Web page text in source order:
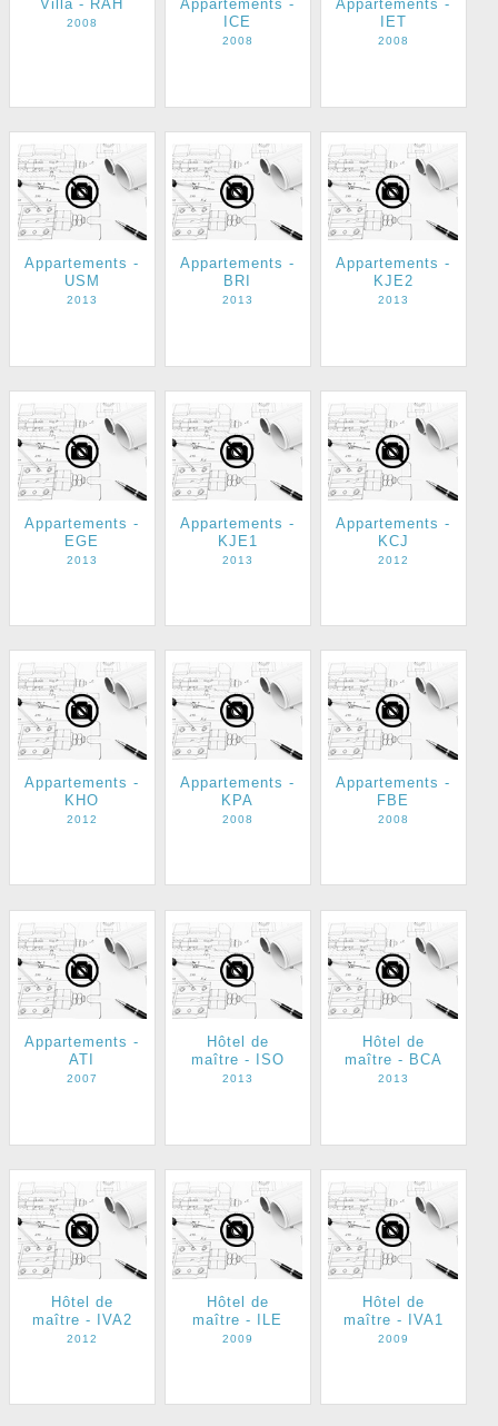
Villa - RAH
2008
Appartements -
ICE
2008
Appartements -
IET
2008
Appartements -
USM
2013
Appartements -
BRI
2013
Appartements -
KJE2
2013
Appartements -
EGE
2013
Appartements -
KJE1
2013
Appartements -
KCJ
2012
Appartements -
KHO
2012
Appartements -
KPA
2008
Appartements -
FBE
2008
Appartements -
ATI
2007
Hôtel de
maître - ISO
2013
Hôtel de
maître - BCA
2013
Hôtel de
maître - IVA2
2012
Hôtel de
maître - ILE
2009
Hôtel de
maître - IVA1
2009